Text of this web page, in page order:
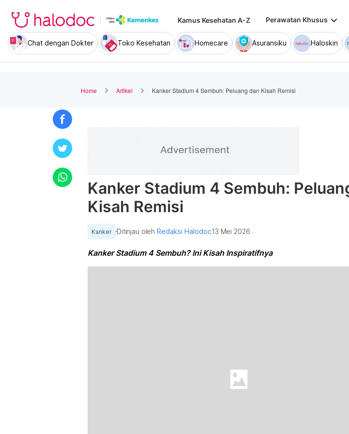
Kamus Kesehatan A-Z Perawatan Khusus keyboard_arrow_down
Chat dengan Dokter Toko Kesehatan Homecare Asuransiku Haloskin
Home Artikel Kanker Stadium 4 Sembuh: Peluang dan Kisah Remisi
Kanker Stadium 4 Sembuh:
Kisah Remisi
Kanker Ditinjau olehRedaksi Halodoc13 Mei 2026
Kanker Stadium 4 Sembuh? Ini Kisah Inspiratifnya